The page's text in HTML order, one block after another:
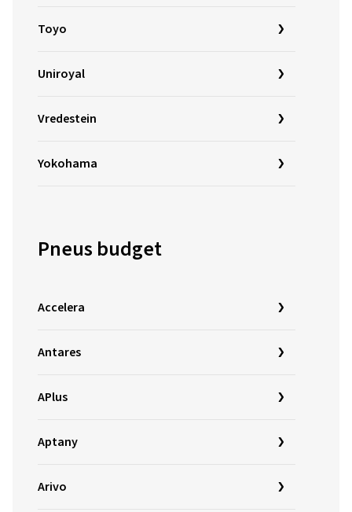
Toyo
Uniroyal
Vredestein
Yokohama
Pneus budget
Accelera
Antares
APlus
Aptany
Arivo